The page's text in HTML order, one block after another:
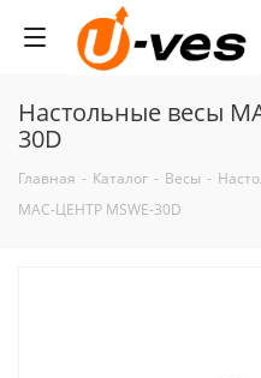
Настольные весы
30D
Главная - Каталог - Весы -
МАС-ЦЕНТР MSWE-30D